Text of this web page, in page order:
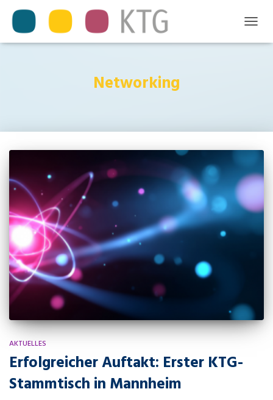
Networking
AKTUELLES
Erfolgreicher Auftakt: Erster KTG-
Stammtisch in Mannheim